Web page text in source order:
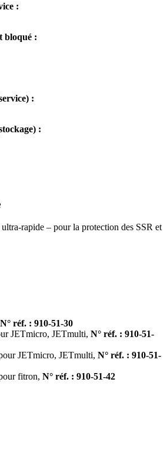
:
bloqué :
:
:
rapide – pour la protection des SSR et
N° réf. : 910-51-30
JETmicro, JETmulti, N° réf. : 910-51-
JETmicro, JETmulti, N° réf. : 910-51-
fitron, N° réf. : 910-51-42